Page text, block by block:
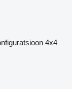
4x4